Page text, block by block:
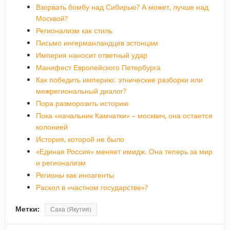
Взорвать бомбу над Сибирью? А может, лучше над
Москвой?
Регионализм как стиль
Письмо ингерманландцев эстонцам
Империя наносит ответный удар
Манифест Европейского Петербурга
Как победить империю: этнические разборки или
межрегиональный диалог?
Пора разморозить историю
Пока «начальник Камчатки» – москвич, она остается
колонией
История, которой не было
«Единая Россия» меняет имидж. Она теперь за мир
и регионализм
Регионы как иноагенты
Раскол в «частном государстве»?
Метки: Саха (Якутия)